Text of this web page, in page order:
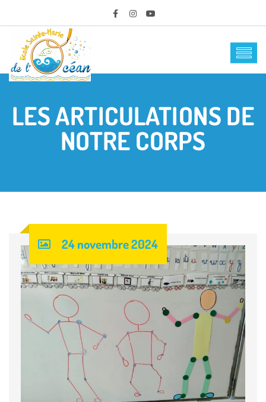
LES ARTICULATIONS DE
NOTRE CORPS
24 novembre 2024